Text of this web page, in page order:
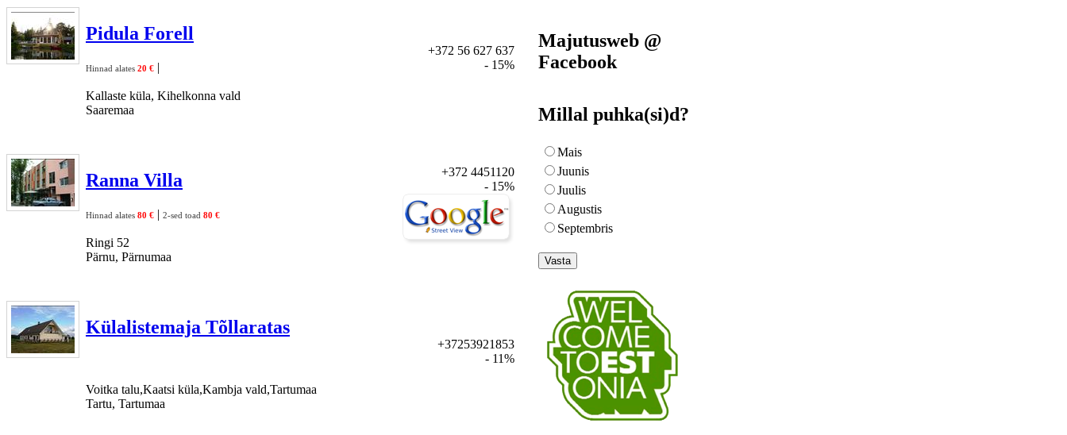
Pidula Forell
Hinnad alates 20 € |
Kallaste küla, Kihelkonna vald
Saaremaa
+372 56 627 637
- 15%
Ranna Villa
Hinnad alates 80 € | 2-sed toad 80 €
Ringi 52
Pärnu, Pärnumaa
+372 4451120
- 15%
Külalistemaja Tõllaratas
Voitka talu,Kaatsi küla,Kambja vald,Tartumaa
Tartu, Tartumaa
+37253921853
- 11%
Majutusweb @
Facebook
Millal puhka(si)d?
Mais
Juunis
Juulis
Augustis
Septembris